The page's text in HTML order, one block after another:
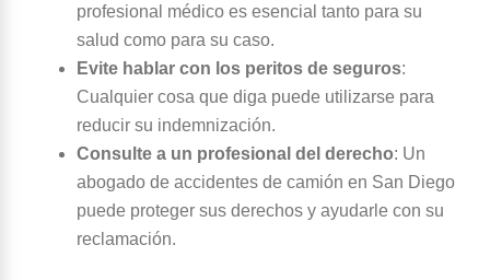
profesional médico es esencial tanto para su
salud como para su caso.
Evite hablar con los peritos de seguros:
Cualquier cosa que diga puede utilizarse para
reducir su indemnización.
Consulte a un profesional del derecho: Un
abogado de accidentes de camión en San Diego
puede proteger sus derechos y ayudarle con su
reclamación.